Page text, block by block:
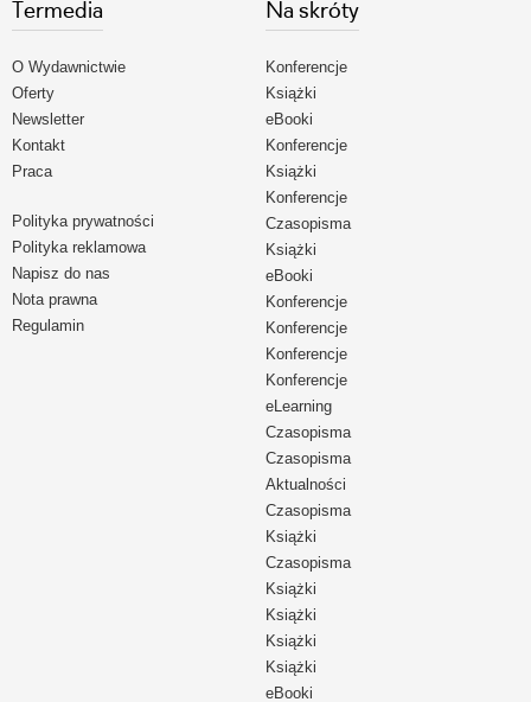
Termedia
O Wydawnictwie
Oferty
Newsletter
Kontakt
Praca
Polityka prywatności
Polityka reklamowa
Napisz do nas
Nota prawna
Regulamin
Na skróty
Konferencje
Książki
eBooki
Konferencje
Książki
Konferencje
Czasopisma
Książki
eBooki
Konferencje
Konferencje
Konferencje
Konferencje
eLearning
Czasopisma
Czasopisma
Aktualności
Czasopisma
Książki
Czasopisma
Książki
Książki
Książki
Książki
eBooki